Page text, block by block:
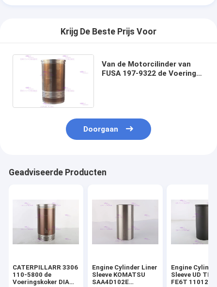
Krijg De Beste Prijs Voor
Van de Motorcilinder van
FUSA 197-9322 de Voering
Doorgaan
Geadviseerde Producten
CATERPILLARR 3306
110-5800 de
Voeringskoker DIA
Engine Cylinder Liner
Sleeve KOMATSU
SAA4D102E
Engine
Sleeve UD
FE6T 11012-